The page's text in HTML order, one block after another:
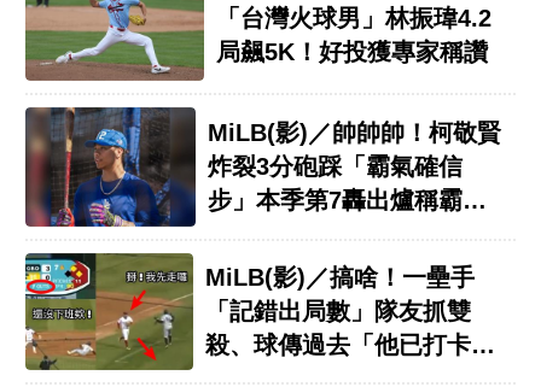
「台灣火球男」林振瑋4.2
局飆5K！好投獲專家稱讚
MiLB(影)／帥帥帥！柯敬賢
炸裂3分砲踩「霸氣確信
步」本季第7轟出爐稱霸全
MiLB(影)／搞啥！一壘手
「記錯出局數」隊友抓雙
殺、球傳過去「他已打卡下